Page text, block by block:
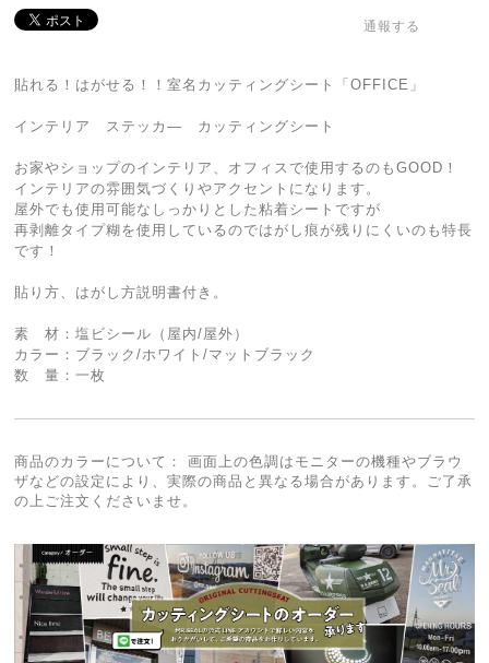
通報する
貼れる！はがせる！！室名カッティングシート「OFFICE」
インテリア ステッカ― カッティングシート
お家やショップのインテリア、オフィスで使用するのもGOOD！
インテリアの雰囲気づくりやアクセントになります。
屋外でも使用可能なしっかりとした粘着シートですが
再剥離タイプ糊を使用しているのではがし痕が残りにくいのも特長
です！
貼り方、はがし方説明書付き。
素 材：塩ビシール（屋内/屋外）
カラー：ブラック/ホワイト/マットブラック
数 量：一枚
商品のカラーについて： 画面上の色調はモニターの機種やブラウ
ザなどの設定により、実際の商品と異なる場合があります。ご了承
の上ご注文くださいませ。